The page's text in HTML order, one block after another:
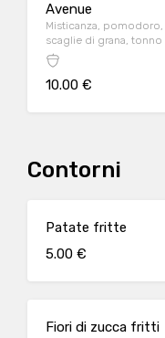
Avenue
Misticanza,
scaglie di grana, tonno
10.00 €
Contorni
Patate fritte
5.00 €
Fiori di zucca fritti